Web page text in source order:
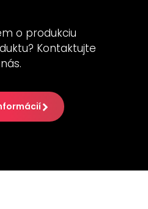
o produkciu
Kontaktujte
nás.